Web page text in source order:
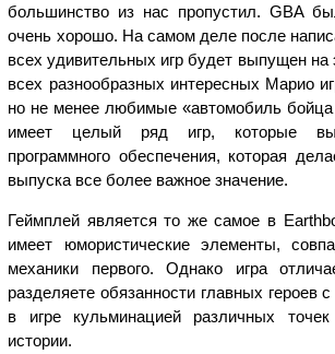
большинство из нас пропустил. GBA
очень хорошо. На самом деле после
всех удивительных игр будет выпущен на
всех разнообразных интересных Марио
но не менее любимые «автомобиль
имеет целый ряд игр, которые
программного обеспечения, которая
выпуска все более важное значение.
Геймплей является то же самое в
имеет юмористические элементы,
механики первого. Однако игра
разделяете обязанности главных героев
в игре кульминацией различных
истории.